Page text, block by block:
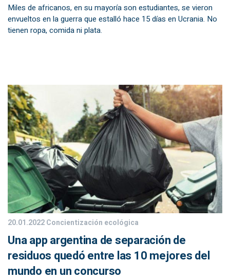
Miles de africanos, en su mayoría son estudiantes, se vieron
envueltos en la guerra que estalló hace 15 días en Ucrania. No
tienen ropa, comida ni plata.
20.01.2022Concientización ecológica
Una app argentina de separación de
residuos quedó entre las 10 mejores del
mundo en un concurso